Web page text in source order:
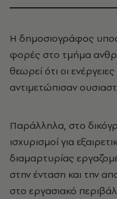
Η δημοσιογράφος
φορές στο τμήμα
θεωρεί ότι οι
αντιμετώπισαν
Παράλληλα, στο
ισχυρισμοί για
διαμαρτυρίας
στην ένταση και την
στο εργασιακό